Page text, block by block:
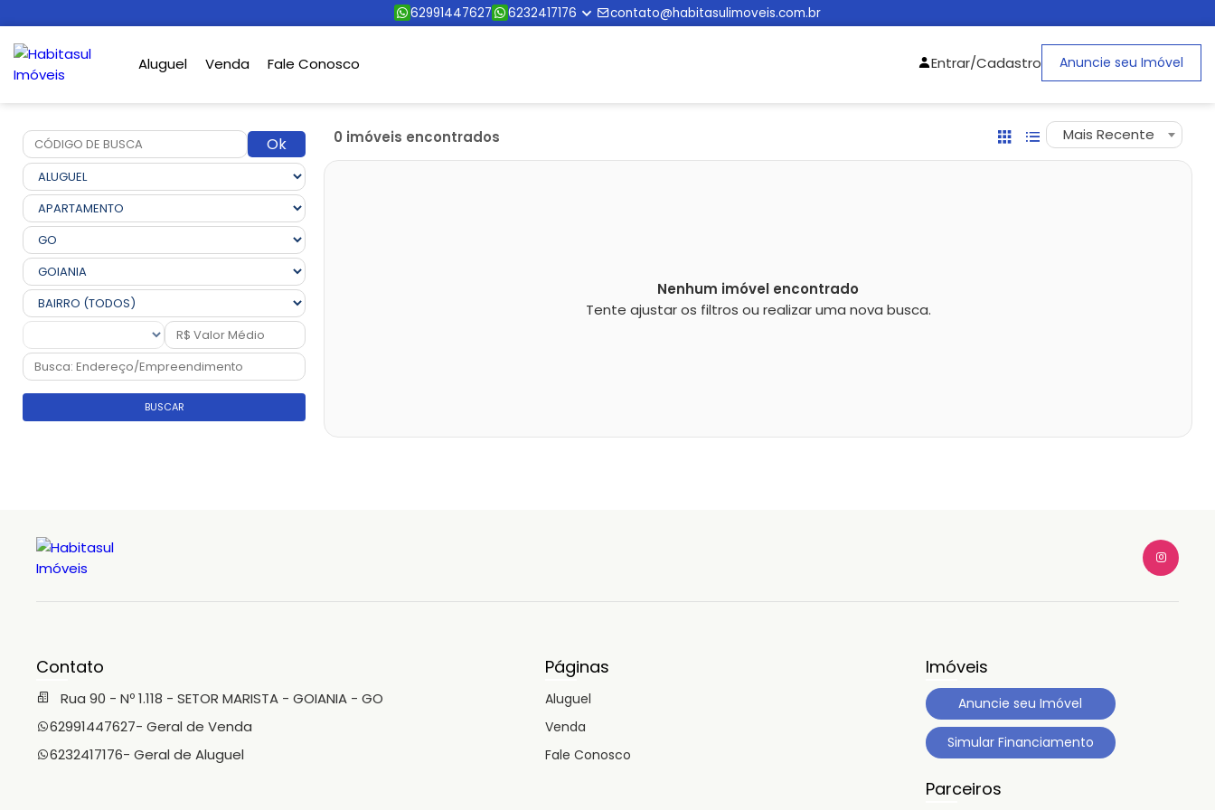
62991447627 6232417176 contato@habitasulimoveis.com.br
Aluguel Venda Fale Conosco Entrar/Cadastro Anuncie seu Imóvel
Ok
BUSCAR
0 imóveis encontrados Mais Recente
Nenhum imóvel encontrado
Tente ajustar os filtros ou realizar uma nova busca.
Contato
Rua 90 - Nº 1.118 - SETOR MARISTA - GOIANIA - GO
62991447627- Geral de Venda
6232417176- Geral de Aluguel
Páginas
Aluguel
Venda
Fale Conosco
Imóveis
Anuncie seu Imóvel
Simular Financiamento
Parceiros